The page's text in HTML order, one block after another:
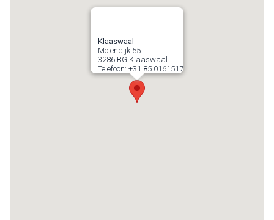
Klaaswaal
Molendijk 55
3286 BG Klaaswaal
Telefoon: +31 85 0161517